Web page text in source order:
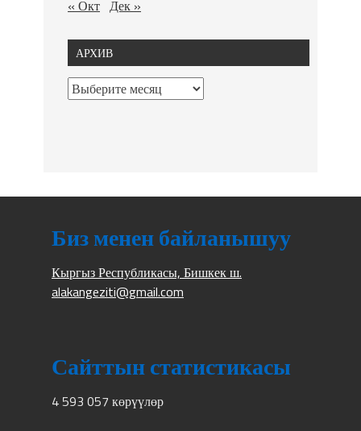
« Окт Дек »
АРХИВ
Биз менен байланышуу
Кыргыз Республикасы, Бишкек ш.
alakangeziti@gmail.com
Сайттын статистикасы
4 593 057 көрүүлөр